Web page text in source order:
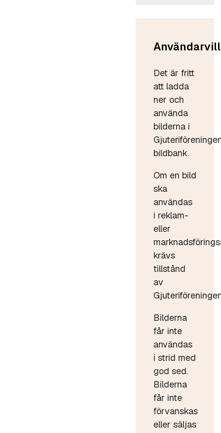
Det är fritt
att ladda
ner och
använda
bilderna i
bildbank.
Om en bild
ska
användas
i reklam-
eller
krävs
tillstånd
av
Bilderna
får inte
användas
i strid med
god sed.
Bilderna
får inte
förvanskas
eller säljas